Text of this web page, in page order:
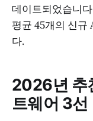
데이트되었습니
평균 45개의 신규
다.
2026년 추
트웨어 3선